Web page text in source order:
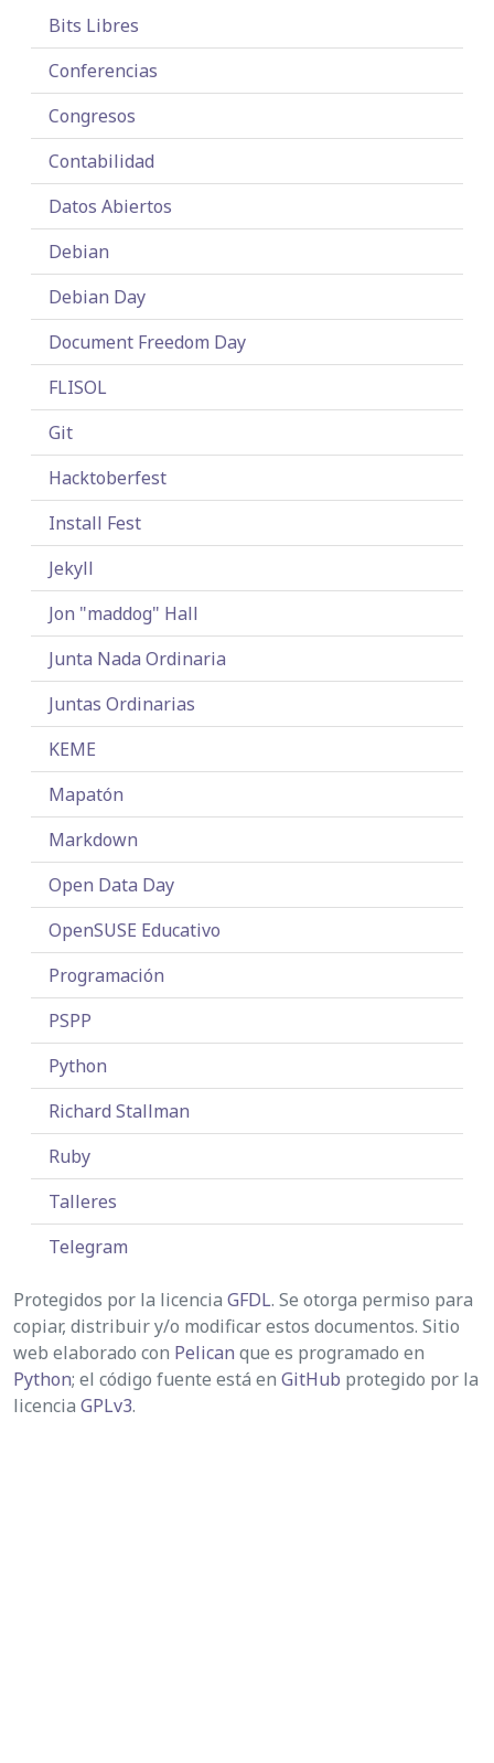
Bits Libres
Conferencias
Congresos
Contabilidad
Datos Abiertos
Debian
Debian Day
Document Freedom Day
FLISOL
Git
Hacktoberfest
Install Fest
Jekyll
Jon "maddog" Hall
Junta Nada Ordinaria
Juntas Ordinarias
KEME
Mapatón
Markdown
Open Data Day
OpenSUSE Educativo
Programación
PSPP
Python
Richard Stallman
Ruby
Talleres
Telegram
Protegidos por la licencia GFDL. Se otorga permiso para
copiar, distribuir y/o modificar estos documentos. Sitio
web elaborado con Pelican que es programado en
Python; el código fuente está en GitHub protegido por la
licencia GPLv3.